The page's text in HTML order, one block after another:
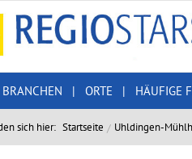
BRANCHEN | ORTE | HÄUFIGE
sich hier: Startseite Uhldingen-